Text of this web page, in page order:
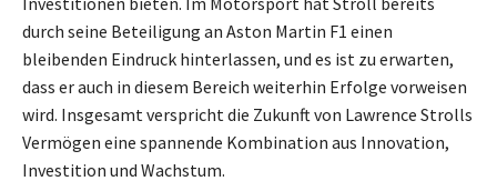
durch seine Beteiligung an Aston Martin F1 einen
bleibenden Eindruck hinterlassen, und es ist zu erwarten,
dass er auch in diesem Bereich weiterhin Erfolge vorweisen
wird. Insgesamt verspricht die Zukunft von Lawrence Strolls
Vermögen eine spannende Kombination aus Innovation,
Investition und Wachstum.